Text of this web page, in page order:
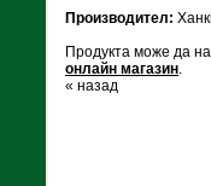
Производител:
Продукта може да
онлайн магазин.
« назад